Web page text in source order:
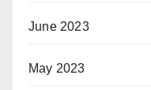
June 2023
May 2023